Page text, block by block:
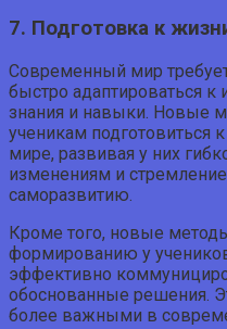
7. Подготовка к
Современный мир
быстро адаптироваться
знания и навыки. Новые
ученикам подготовиться
мире, развивая у них
изменениям и
саморазвитию.
Кроме того, новые
формированию у
эффективно
обоснованные решения.
более важными в